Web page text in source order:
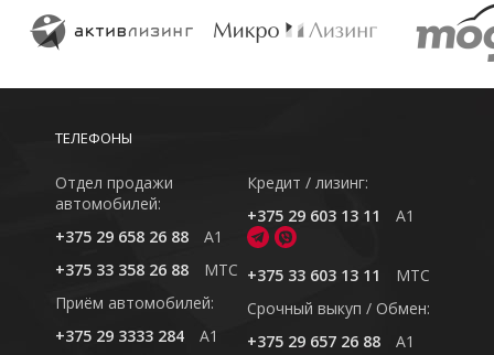
ТЕЛЕФОНЫ
Отдел продажи
автомобилей:
+375 29 658 26 88
A1
+375 33 358 26 88
MTC
Приём автомобилей:
+375 29 3333 284
A1
Кредит / лизинг:
+375 29 603 13 11
A1
+375 33 603 13 11
MTC
Cрочный выкуп / Обмен:
+375 29 657 26 88
A1